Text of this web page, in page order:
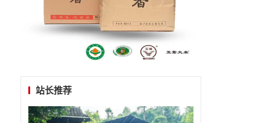
站长推荐